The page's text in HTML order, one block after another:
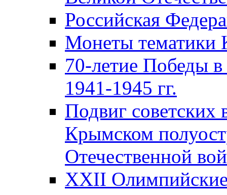
Российская
Монеты тематики
70-летие Победы
1941-1945 гг.
Подвиг советских
Крымском
Отечественной
XXII